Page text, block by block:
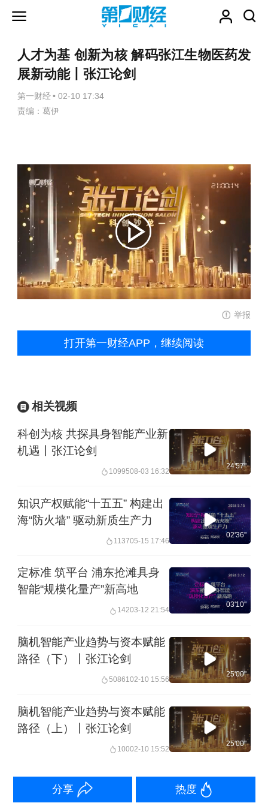
人才为基 创新为核 解码张江生物医药发
展新动能丨张江论剑
第一财经 • 02-10 17:34
责编：葛伊
举报
打开第一财经APP，继续阅读
相关视频
科创为核 共探具身智能产业新
机遇丨张江论剑
1099508-03 16:32
24'57''
知识产权赋能“十五五” 构建出
海“防火墙” 驱动新质生产力
113705-15 17:46
02'36''
定标准 筑平台 浦东抢滩具身
智能“规模化量产”新高地
14203-12 21:54
03'10''
脑机智能产业趋势与资本赋能
路径（下）丨张江论剑
5086102-10 15:56
25'00''
脑机智能产业趋势与资本赋能
路径（上）丨张江论剑
10002-10 15:52
25'00''
分享 热度